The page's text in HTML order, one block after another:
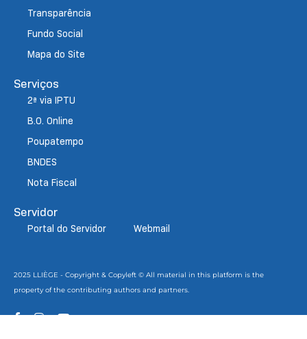
Transparência
Fundo Social
Mapa do Site
Serviços
2ª via IPTU
B.O. Online
Poupatempo
BNDES
Nota Fiscal
Servidor
Portal do Servidor Webmail
2025 LLIÈGE - Copyright & Copyleft © All material in this platform is the
property of the contributing authors and partners.